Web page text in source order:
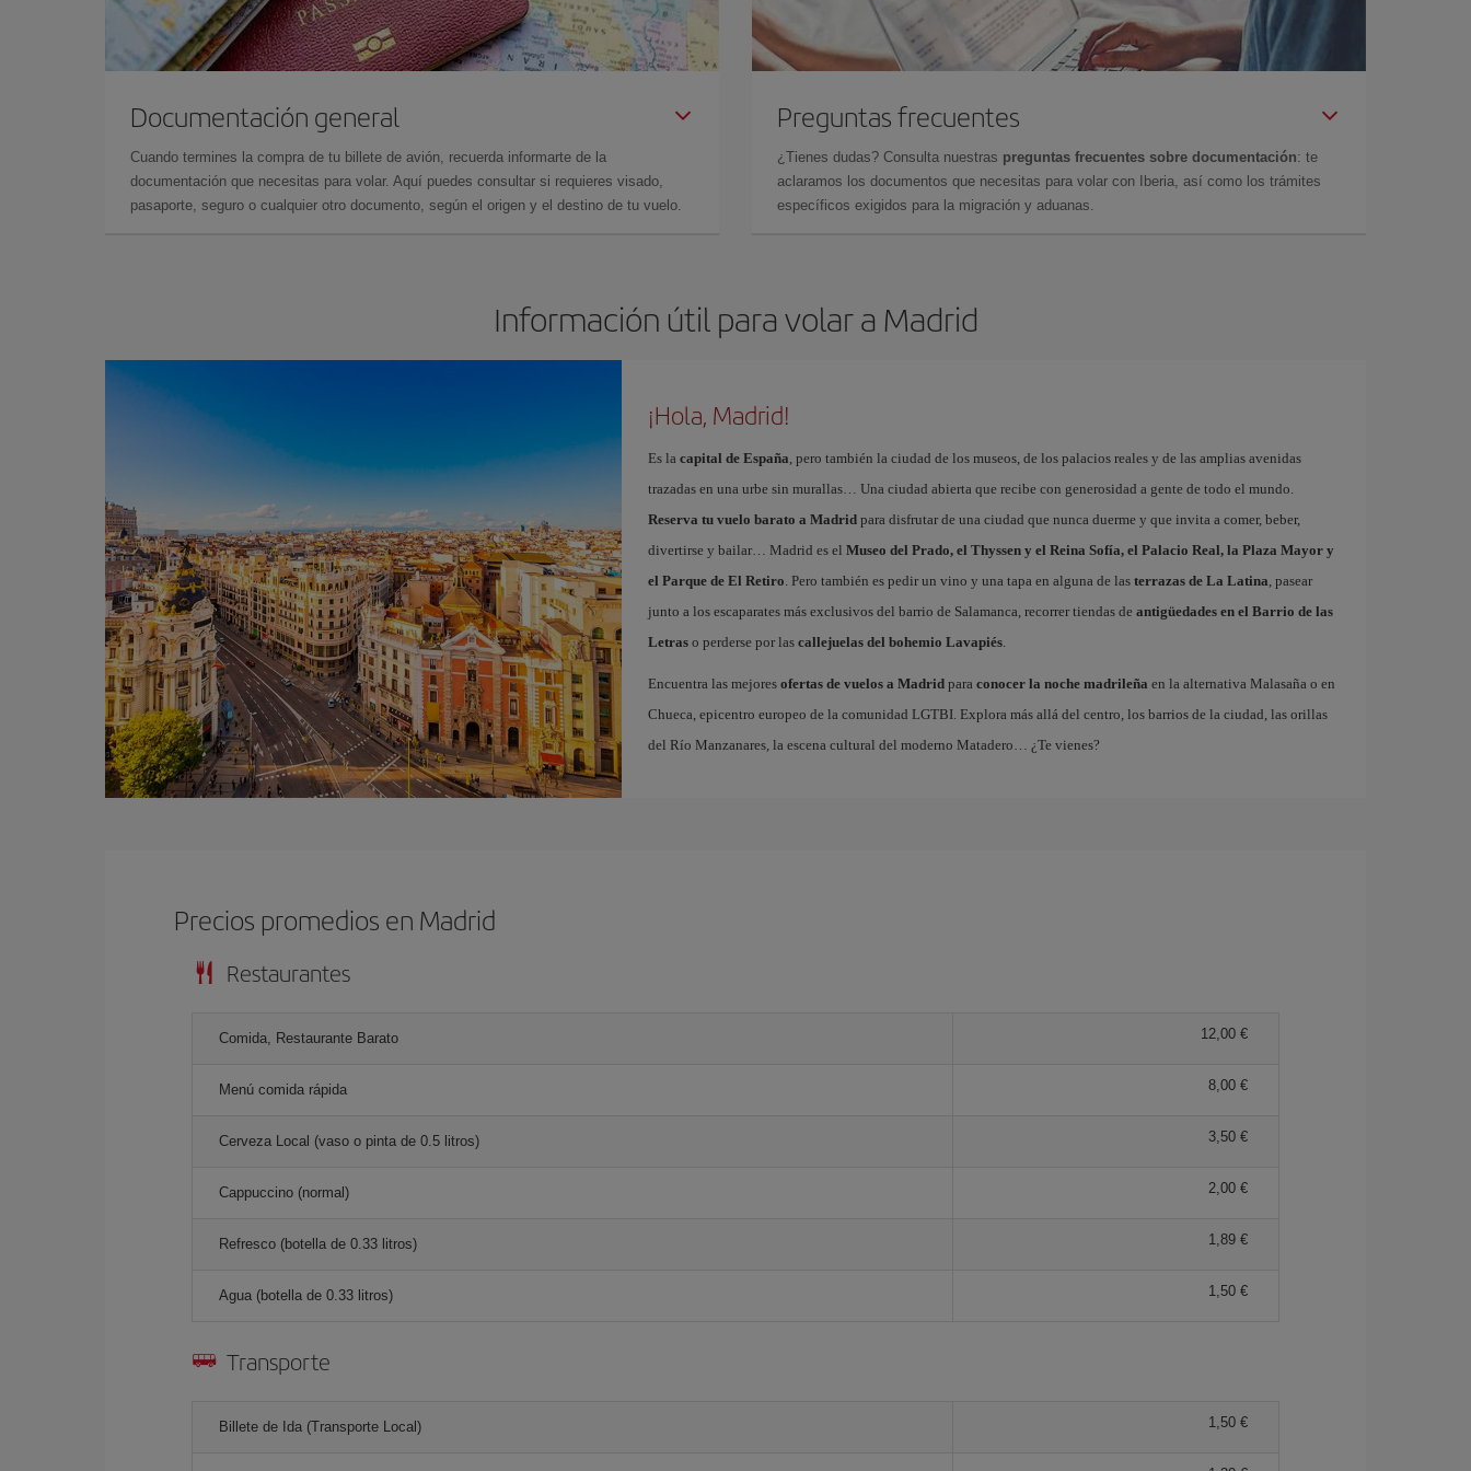
Documentación general
Cuando termines la compra de tu billete de avión, recuerda informarte de la
documentación que necesitas para volar. Aquí puedes consultar si requieres visado,
pasaporte, seguro o cualquier otro documento, según el origen y el destino de tu vuelo.
Preguntas frecuentes
¿Tienes dudas? Consulta nuestras preguntas frecuentes sobre documentación: te
aclaramos los documentos que necesitas para volar con Iberia, así como los trámites
específicos exigidos para la migración y aduanas.
Información útil para volar a Madrid
¡Hola, Madrid!
Es la capital de España, pero también la ciudad de los museos, de los palacios reales y de las amplias avenidas
trazadas en una urbe sin murallas… Una ciudad abierta que recibe con generosidad a gente de todo el mundo.
Reserva tu vuelo barato a Madridpara disfrutar de una ciudad que nunca duerme y que invita a comer, beber,
divertirse y bailar… Madrid es el Museo del Prado, el Thyssen y el Reina Sofía, el Palacio Real, la Plaza Mayor y
el Parque de El Retiro. Pero también es pedir un vino y una tapa en alguna de las terrazas de La Latina, pasear
junto a los escaparates más exclusivos del barrio de Salamanca, recorrer tiendas de antigüedades en el Barrio de las
Letraso perderse por las callejuelas del bohemio Lavapiés.
Encuentra las mejores ofertas de vuelos a Madridpara conocer la noche madrileña en la alternativa Malasaña o en
Chueca, epicentro europeo de la comunidad LGTBI. Explora más allá del centro, los barrios de la ciudad, las orillas
del Río Manzanares, la escena cultural del moderno Matadero… ¿Te vienes?
Precios promedios en Madrid
Restaurantes
Comida, Restaurante Barato 12,00 €
Menú comida rápida 8,00 €
Cerveza Local (vaso o pinta de 0.5 litros) 3,50 €
Cappuccino (normal) 2,00 €
Refresco (botella de 0.33 litros) 1,89 €
Agua (botella de 0.33 litros) 1,50 €
Transporte
Billete de Ida (Transporte Local) 1,50 €